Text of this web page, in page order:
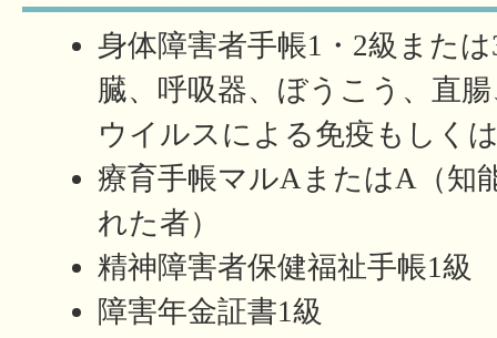
身体障害者手帳1・2級また
臓、呼吸器、ぼうこう、直
ウイルスによる免疫もしく
療育手帳マルAまたはA（知
れた者）
精神障害者保健福祉手帳1級
障害年金証書1級